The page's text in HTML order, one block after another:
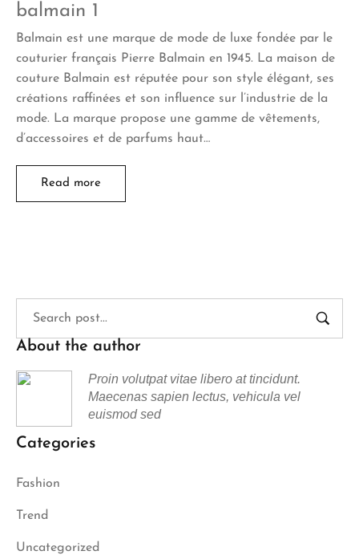
balmain 1
Balmain est une marque de mode de luxe fondée par le
couturier français Pierre Balmain en 1945. La maison de
couture Balmain est réputée pour son style élégant, ses
créations raffinées et son influence sur l’industrie de la
mode. La marque propose une gamme de vêtements,
d’accessoires et de parfums haut…
Read more
About the author
Proin volutpat vitae libero at tincidunt.
Maecenas sapien lectus, vehicula vel
euismod sed
Categories
Fashion
Trend
Uncategorized